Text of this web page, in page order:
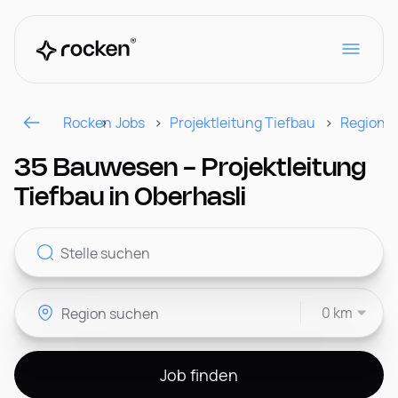
Für Arbeitgeber
Kontakt
CH
Rocken Jobs Projektleitung Tiefbau Region
35 Bauwesen - Projektleitung
Tiefbau in Oberhasli
0 km
Job finden